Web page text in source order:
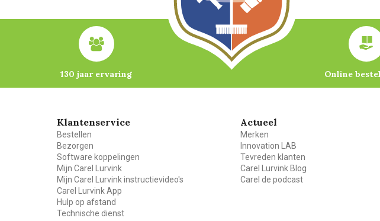
130 jaar ervaring Online
Klantenservice
Bestellen
Bezorgen
Software koppelingen
Mijn Carel Lurvink
Mijn Carel Lurvink instructievideo's
Carel Lurvink App
Hulp op afstand
Technische dienst
Actueel
Merken
Innovation LAB
Tevreden klanten
Carel Lurvink Blog
Carel de podcast